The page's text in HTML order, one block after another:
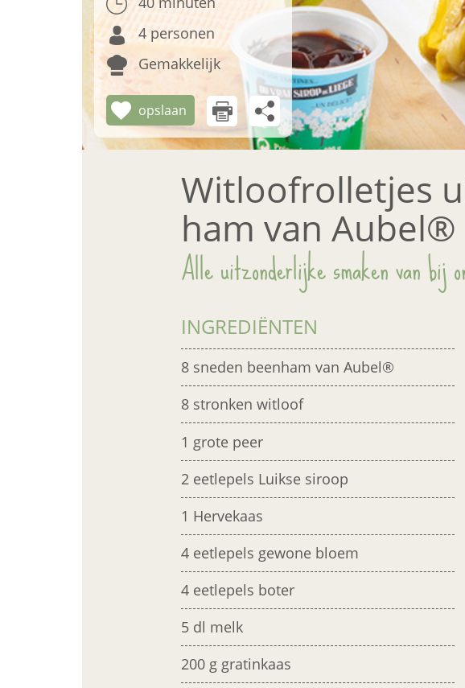
4 personen
Gemakkelijk
opslaan
Witloofrolletjes
ham van Aubel®
Alle uitzonderlijke smaken van bij
INGREDIËNTEN
8 sneden beenham van Aubel®
8 stronken witloof
1 grote peer
2 eetlepels Luikse siroop
1 Hervekaas
4 eetlepels gewone bloem
4 eetlepels boter
5 dl melk
200 g gratinkaas